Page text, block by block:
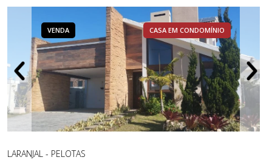
VENDA CASA EM CONDOMÍNIO
LARANJAL - PELOTAS